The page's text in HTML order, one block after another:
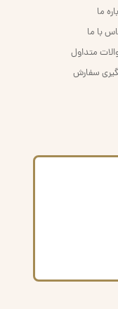
ما
با ما
متداول
سفارش